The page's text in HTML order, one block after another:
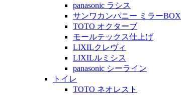
panasonic ラシス
サンワカンパニー ミラーBOX
TOTO オクターブ
モールテックス仕上げ
LIXILクレヴィ
LIXILルミシス
panasonic シーライン
トイレ
TOTO ネオレスト